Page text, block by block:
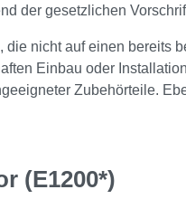
der gesetzlichen
nicht auf einen
Einbau oder
Zubehörteile.
(E1200*)